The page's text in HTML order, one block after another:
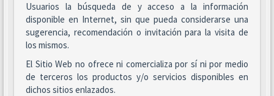
Usuarios la búsqueda de y acceso a la información
disponible en Internet, sin que pueda considerarse una
sugerencia, recomendación o invitación para la visita de
los mismos.
El Sitio Web no ofrece ni comercializa por sí ni por medio
de terceros los productos y/o servicios disponibles en
dichos sitios enlazados.